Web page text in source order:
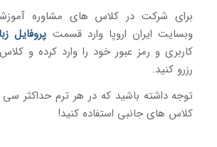
وبسایت ایران اروپا وارد قسمت پروفایل
کاربری و رمز عبور خود را وارد کرده و
رزرو کنید.
توجه داشته باشید که در هر ترم حداکثر سی
کلاس های جانبی استفاده کنید!